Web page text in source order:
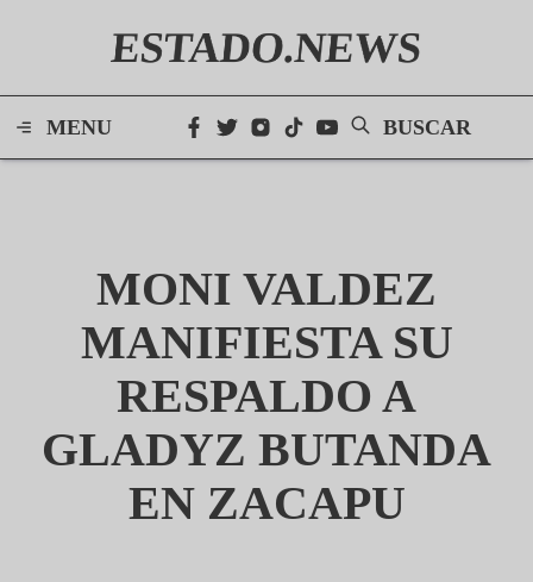
ESTADO.NEWS
MENU BUSCAR
MONI VALDEZ
MANIFIESTA SU
RESPALDO A
GLADYZ BUTANDA
EN ZACAPU